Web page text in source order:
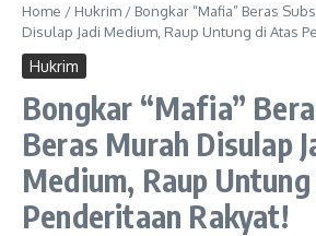
Home / Hukrim / Bongkar “Mafia” Beras
Disulap Jadi Medium, Raup Untung di Atas
Hukrim
Bongkar “Mafia”
Beras Murah Disulap
Medium, Raup
Penderitaan Rakyat!